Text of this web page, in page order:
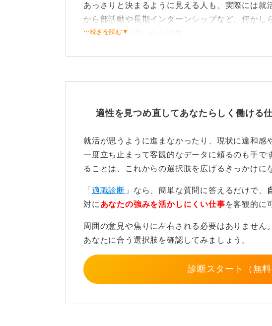
あっさりと決まるように見える人も、実際には就
から部活動や長期インターンシップなど、何かし
がある場合が多いからです。
したがって、簡単に終わったように見えるだけで
くるからです。
傍から見ると楽に見える人も、打算的でなくても
た結果がそう見せているのです。
頭で考えるより行動した方が早いことも多いです
0
⋯続きを読む▼
適性を見つめ直してあなたらしく働ける
就活が思うように進まなかったり、現状に違和感
一度立ち止まって客観的なデータに頼るのも手で
ることは、これからの選択肢を広げるきっかけに
「 適職診断 」なら、簡単な質問に答えるだけで、
対に あなたの強みを活かしにくい仕事を客観的に
周囲の意見や焦りに左右される必要はありません
あなたに合う選択肢を確認してみましょう。
診断スタート（無料